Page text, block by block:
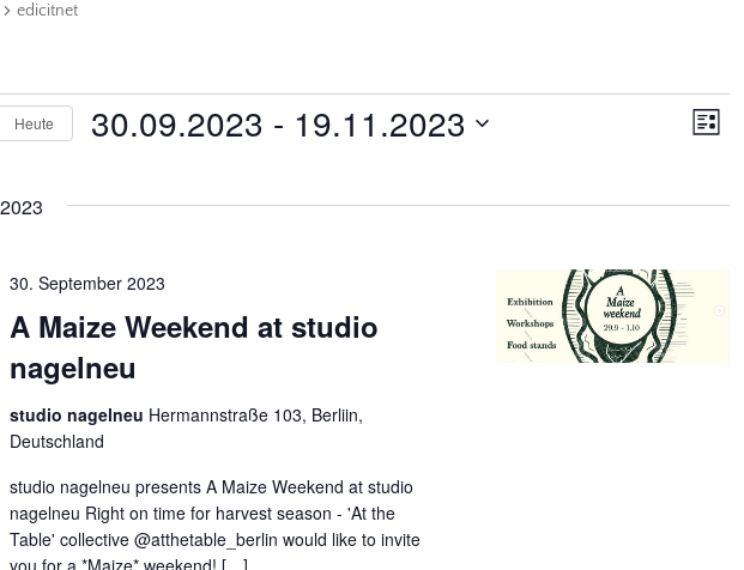
edicitnet
Liste
Heute 30.09.2023 - 19.11.2023
A Maize Weekend at studio
nagelneu
30. September 2023
studio nagelneu Hermannstraße 103, Berliin,
Deutschland
studio nagelneu presents A Maize Weekend at studio
nagelneu Right on time for harvest season - 'At the
Table' collective @atthetable_berlin would like to invite
you for a *Maize* weekend! […]